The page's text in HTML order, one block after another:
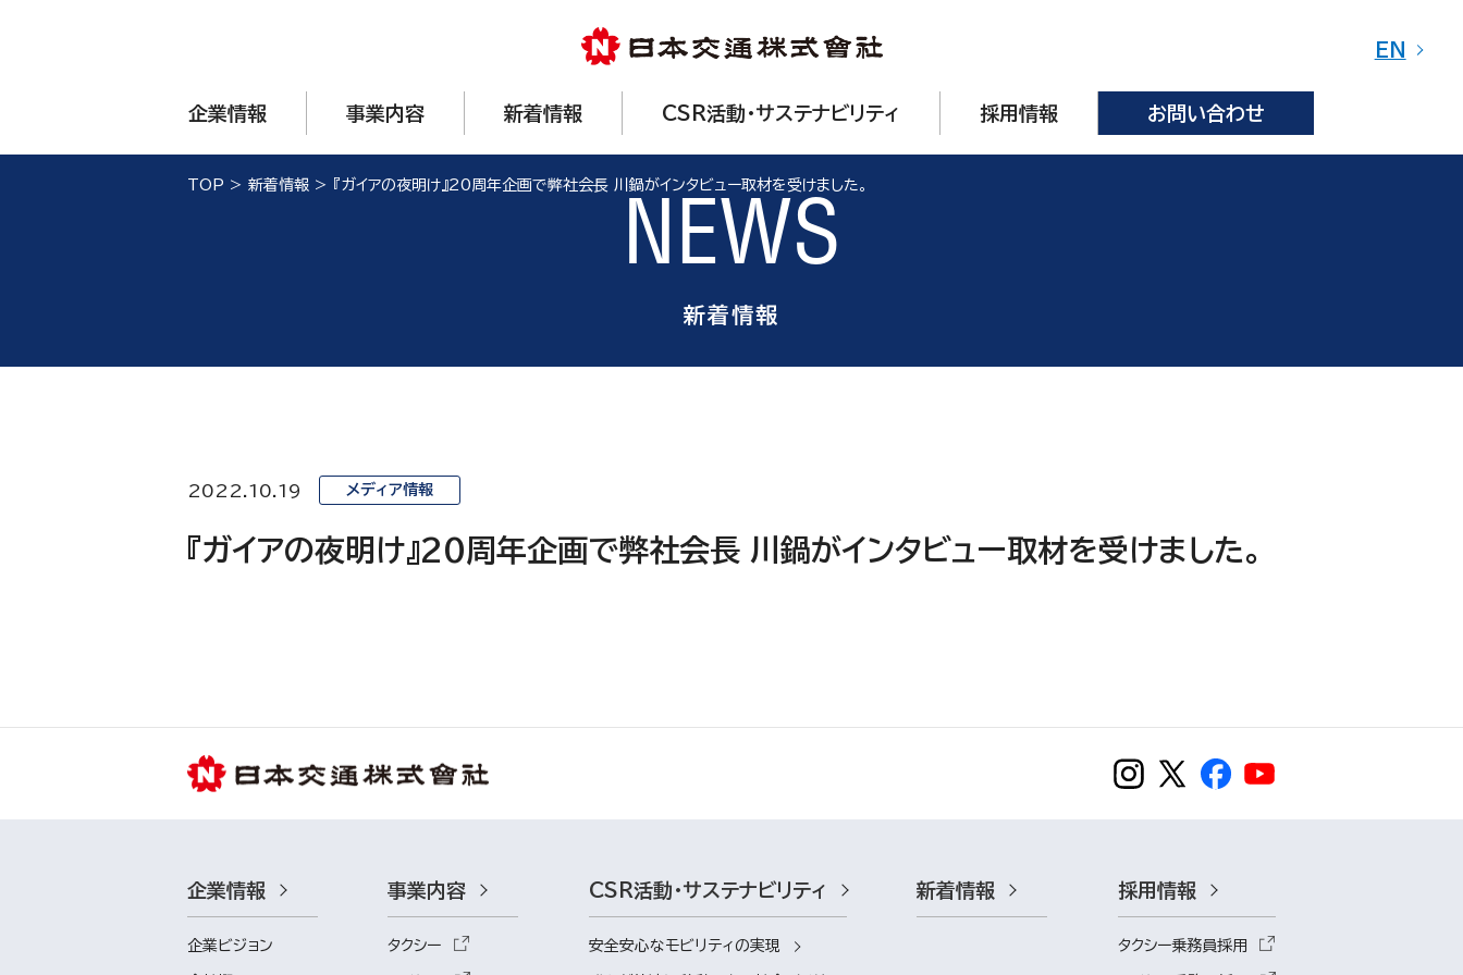
EN
企業情報 事業内容 新着情報 CSR活動・サステナビリティ 採用情報 お問い合わせ
TOP > 新着情報 > 『ガイアの夜明け』20周年企画で弊社会長 川鍋がインタビュー取材を受けました。
NEWS
新着情報
2022.10.19 メディア情報
『ガイアの夜明け』20周年企画で弊社会長 川鍋がインタビュー取材を受けました。
企業情報
企業ビジョン
事業内容
タクシー
CSR活動・サステナビリティ
安全安心なモビリティの実現
新着情報 採用情報
タクシー乗務員採用